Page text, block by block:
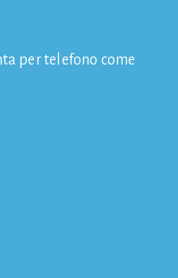
per telefono come